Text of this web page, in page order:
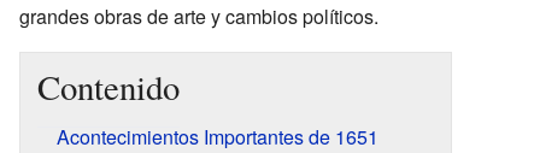
grandes obras de arte y cambios políticos.
Contenido
Acontecimientos Importantes de 1651